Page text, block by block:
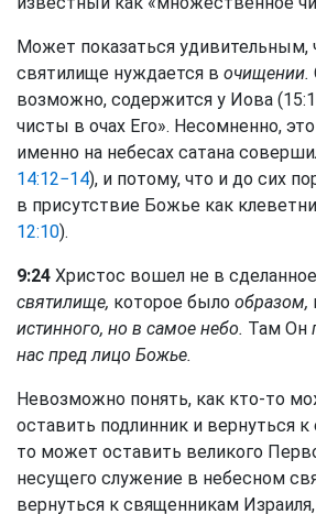
Может показаться удивительным,
святилище нуждается в очищении.
возможно, содержится у Иова
чисты в очах Его». Несомненно,
именно на небесах сатана
14:12−14), и потому, что и до сих
в присутствие Божье как
12:10).
9:24 Христос вошел не в
святилище, которое было образом,
истинного, но в самое небо. Там Он
нас пред лицо Божье.
Невозможно понять, как кто-то
оставить подлинник и вернуться к
то может оставить великого
несущего служение в небесном
вернуться к священникам